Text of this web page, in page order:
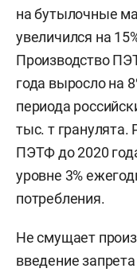
на бутылочные
увеличился на
Производство
года выросло на
периода
тыс. т гранулята.
ПЭТФ до 2020
уровне 3%
потребления.
Не смущает
введение